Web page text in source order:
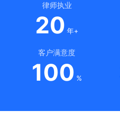
律师执业
20 年+
客户满意度
100 %